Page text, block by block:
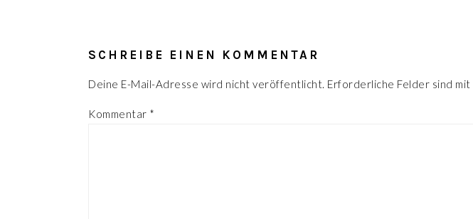
SCHREIBE EINEN KOMMENTAR
Deine E-Mail-Adresse wird nicht veröffentlicht. Erforderliche Felder sind mit
Kommentar *